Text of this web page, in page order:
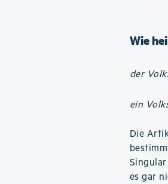
Wie
der
ein
Die
Singular
es gar